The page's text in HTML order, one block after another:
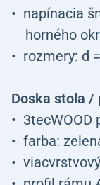
napínacia
horného
rozmery: d
Doska stola /
3tecWOOD
farba: